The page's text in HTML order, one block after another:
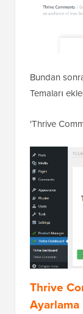
Bundan
Temaları
'Thrive
Thrive
Ayarlama